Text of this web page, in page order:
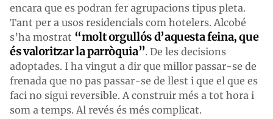
encara que es podran fer agrupacions tipus pleta.
Tant per a usos residencials com hotelers. Alcobé
s’ha mostrat “molt orgullós d’aquesta feina, que
és valoritzar la parròquia”. De les decisions
adoptades. I ha vingut a dir que millor passar-se de
frenada que no pas passar-se de llest i que el que es
faci no sigui reversible. A construir més a tot hora i
som a temps. Al revés és més complicat.